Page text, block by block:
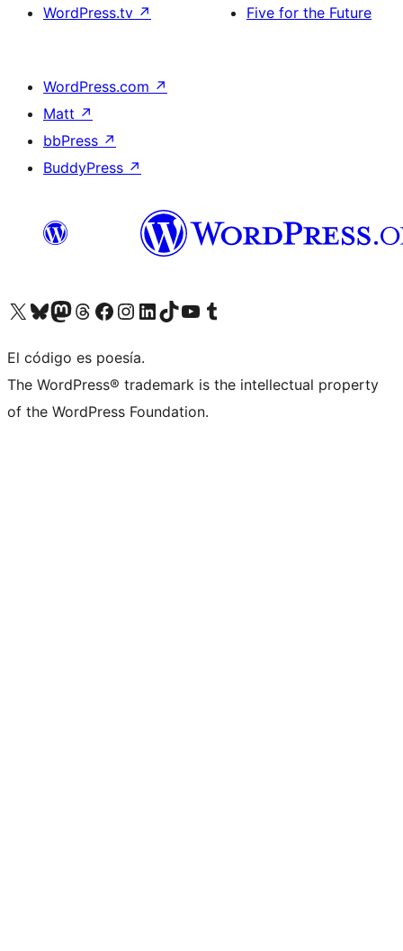
WordPress.tv ↗
Five for the Future
WordPress.com ↗
Matt ↗
bbPress ↗
BuddyPress ↗
Visit our X (formerly Twitter) account
Visit our Bluesky account
Visit our Mastodon account
Visit our Threads account
Visita nuestra página de Facebook
Visita nuestra cuenta de Instagram
Visita nuestra cuenta de LinkedIn
Visit our TikTok account
Visita nuestro canal de YouTube
Visit our Tumblr account
El código es poesía.
The WordPress® trademark is the intellectual property
of the WordPress Foundation.